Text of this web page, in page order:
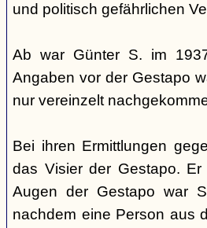
und politisch gefährlichen
Ab war Günter S. im
Angaben vor der Gestapo
nur vereinzelt
Bei ihren Ermittlungen
das Visier der Gestapo.
Augen der Gestapo war
nachdem eine Person aus